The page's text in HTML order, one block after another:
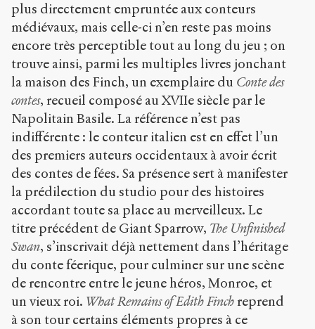
plus directement empruntée aux conteurs
médiévaux, mais celle-ci n’en reste pas moins
encore très perceptible tout au long du jeu ; on
trouve ainsi, parmi les multiples livres jonchant
la maison des Finch, un exemplaire du Conte des
contes, recueil composé au XVIIe siècle par le
Napolitain Basile. La référence n’est pas
indifférente : le conteur italien est en effet l’un
des premiers auteurs occidentaux à avoir écrit
des contes de fées. Sa présence sert à manifester
la prédilection du studio pour des histoires
accordant toute sa place au merveilleux. Le
titre précédent de Giant Sparrow, The Unfinished
Swan, s’inscrivait déjà nettement dans l’héritage
du conte féerique, pour culminer sur une scène
de rencontre entre le jeune héros, Monroe, et
un vieux roi. What Remains of Edith Finchreprend
à son tour certains éléments propres à ce